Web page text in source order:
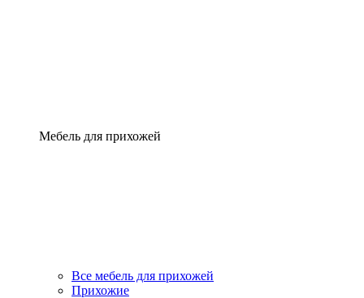
Мебель для прихожей
Все мебель для прихожей
Прихожие